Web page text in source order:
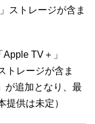
ストレージが含ま
TV＋」
トレージが含ま
が追加となり、最
供は未定）